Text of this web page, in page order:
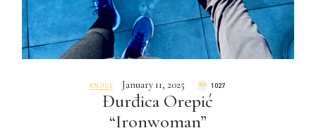
O MENI
KNJIGE January 11, 2025 1027
Đurđica Orepić
“Ironwoman”